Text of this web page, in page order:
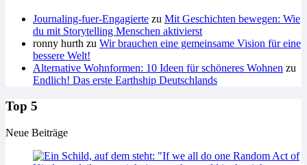
Journaling-fuer-Engagierte zu Mit Geschichten bewegen: Wie
du mit Storytelling Menschen aktivierst
ronny hurth zu Wir brauchen eine gemeinsame Vision für eine
bessere Welt!
Alternative Wohnformen: 10 Ideen für schöneres Wohnen zu
Endlich! Das erste Earthship Deutschlands
Top 5
Neue Beiträge